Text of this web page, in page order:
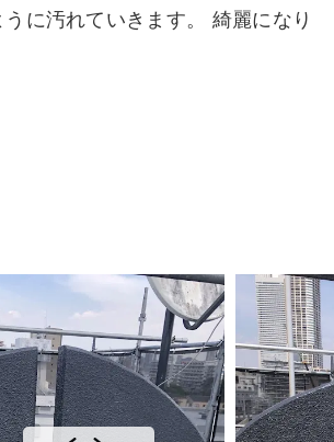
に汚れていきます。 綺麗になり